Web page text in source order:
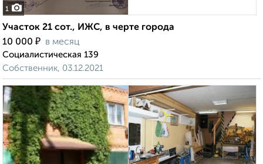
1
Участок 21 сот., ИЖС, в черте города
10 000 ₽ в месяц
Социалистическая 139
Собственник, 03.12.2021